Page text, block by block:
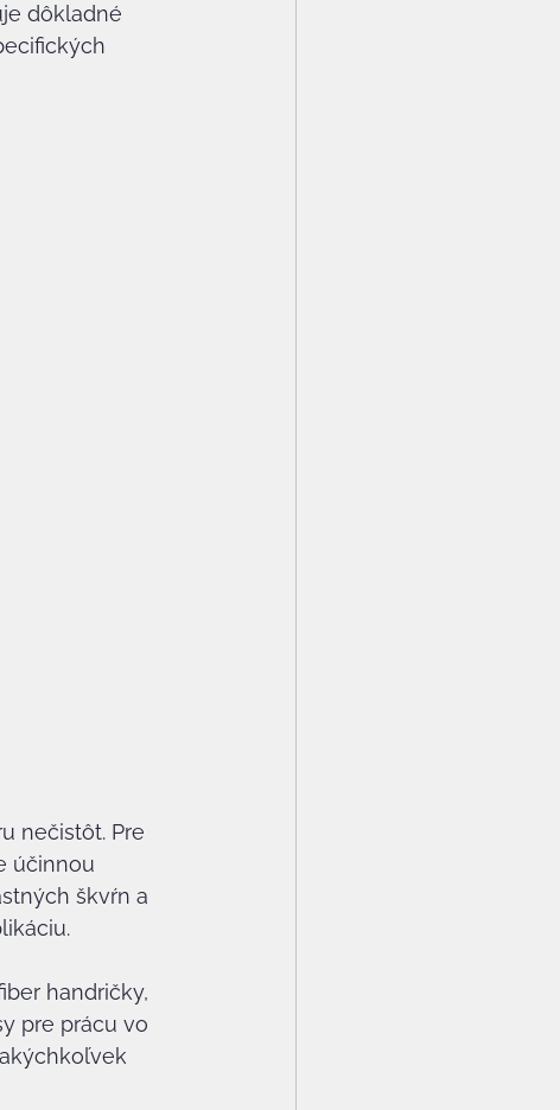
dôkladné
nečistôt. Pre
účinnou
škvŕn a
handričky,
pre prácu vo